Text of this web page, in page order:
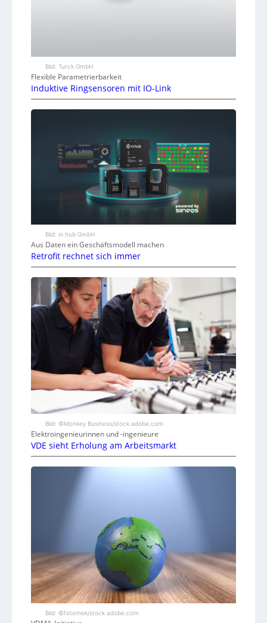
Bild: Turck GmbH
Flexible Parametrierbarkeit
Induktive Ringsensoren mit IO-Link
Bild: in.hub GmbH
Aus Daten ein Geschäftsmodell machen
Retrofit rechnet sich immer
Bild: ©Monkey Business/stock.adobe.com
Elektroingenieurinnen und -ingenieure
VDE sieht Erholung am Arbeitsmarkt
Bild: ©fotomek/stock.adobe.com